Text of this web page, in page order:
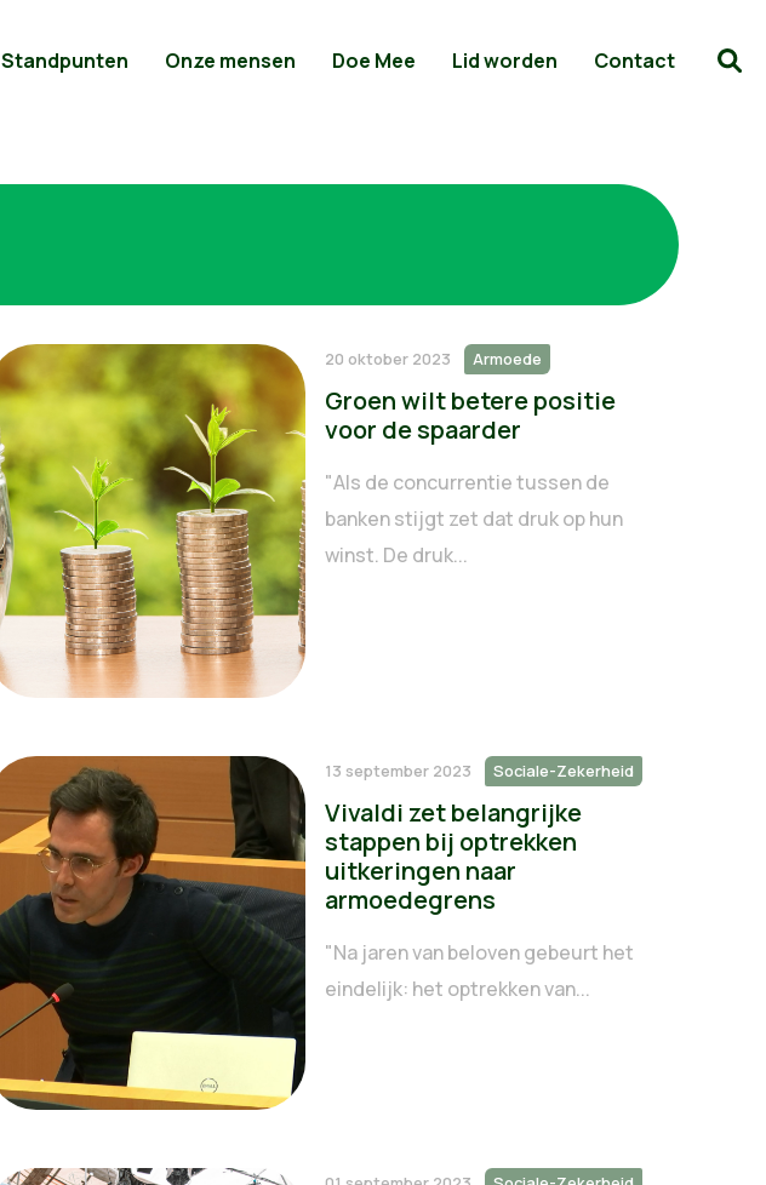
Standpunten Onze mensen Doe Mee Lid worden Contact
20 oktober 2023 Armoede
Groen wilt betere positie
voor de spaarder
"Als de concurrentie tussen de
banken stijgt zet dat druk op hun
winst. De druk...
13 september 2023 Sociale-Zekerheid
Vivaldi zet belangrijke
stappen bij optrekken
uitkeringen naar
armoedegrens
"Na jaren van beloven gebeurt het
eindelijk: het optrekken van...